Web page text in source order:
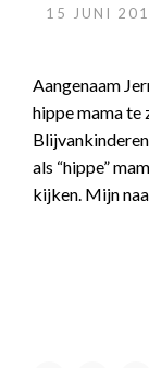
15 JUNI
Aangenaam
hippe mama te
als “hippe”
kijken. Mijn